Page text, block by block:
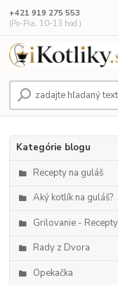
+421 919 275 553
(Po-Pia, 10-13 hod.)
Kategórie blogu
Recepty na guláš
Aký kotlík na guláš?
Grilovanie -
Rady z Dvora
Opekačka